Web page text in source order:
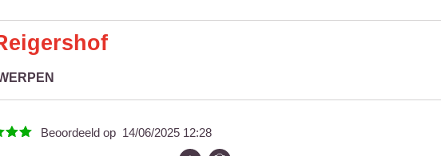
Beoordeeld op 14/06/2025 12:28